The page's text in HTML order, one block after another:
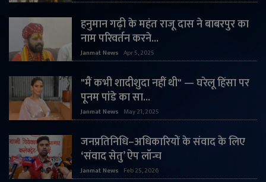
हनुमान गढ़ी के महंत राजू दास ने बाबरपुर का
नाम परिवर्तन करने...
Janmat News Apr 5, 2025
"मैं कभी शादीशुदा नहीं थी" — घरेलू हिंसा पर
पूनम पांडे का सा...
Janmat News May 21, 2025
जनप्रतिनिधि–अधिकारियों के संवाद के लिए
‘संवाद सेतु’ ऐप लॉन्च
Janmat News Feb 25, 2026